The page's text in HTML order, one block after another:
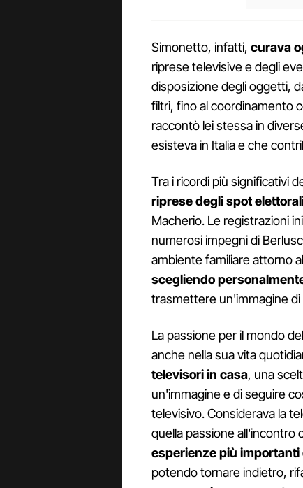
Simonetto, infatti, curava
riprese televisive e degli
disposizione degli oggetti,
filtri, fino al coordinamento
raccontò lei stessa in
esisteva in Italia e che
Tra i ricordi più significativi
riprese degli spot
Macherio. Le registrazioni
numerosi impegni di
ambiente familiare attorno
scegliendo
trasmettere un'immagine
La passione per il mondo
anche nella sua vita
televisori in casa, una
un'immagine e di seguire
televisivo. Considerava la
quella passione all'incontro
esperienze più
potendo tornare indietro,